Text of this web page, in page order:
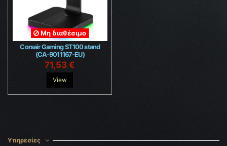
Μη διαθέσιμο
Corsair Gaming ST100 stand
(CA-9011167-EU)
71,53 €
View
Υπηρεσίες